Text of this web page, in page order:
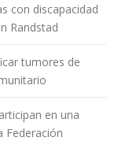
con discapacidad
Randstad
tumores de
en una
Federación